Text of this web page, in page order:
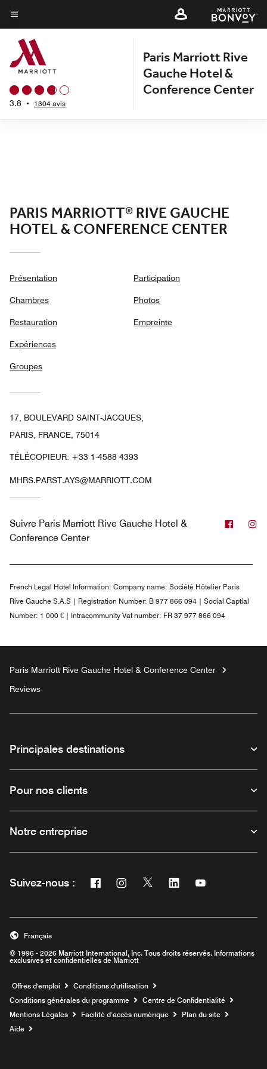
Skip
to
main
content
Texte du menu
3.8 • 1304 avis
Paris Marriott Rive
Gauche Hotel &
Conference Center
PARIS MARRIOTT® RIVE GAUCHE
HOTEL & CONFERENCE CENTER
Présentation
Chambres
Restauration
Expériences
Groupes
Participation
Photos
Empreinte
17, BOULEVARD SAINT-JACQUES,
PARIS, FRANCE, 75014
TÉLÉCOPIEUR: +33 1-4588 4393
MHRS.PARST.AYS@MARRIOTT.COM
Suivre Paris Marriott Rive Gauche Hotel &
Conference Center
French Legal Hotel Information: Company name: Société Hôtelier Paris
Rive Gauche S.A.S | Registration Number: B 977 866 094 | Social Captial
Number: 1 000 € | Intracommunity Vat number: FR 37 977 866 094
Paris Marriott Rive Gauche Hotel & Conference Center
Reviews
Principales destinations
Pour nos clients
Notre entreprise
Suivez-nous : Facebook
Ouvre une nouvelle fenêtre
Instagram
Ouvre une nouvelle fenêtre
Twitter
Ouvre une nouvelle fenêtre
Linkedin
Ouvre une nouvelle
Ouvre une
© 1996 - 2026 Marriott International, Inc. Tous droits réservés. Informations
exclusives et confidentielles de Marriott
Français
Offres d'emploi Ouvre une nouvelle fenêtre
Conditions d'utilisation
Conditions générales du programme
Centre de Confidentialité
Mentions Légales
Facilité d’accès numérique
Plan du site
Aide